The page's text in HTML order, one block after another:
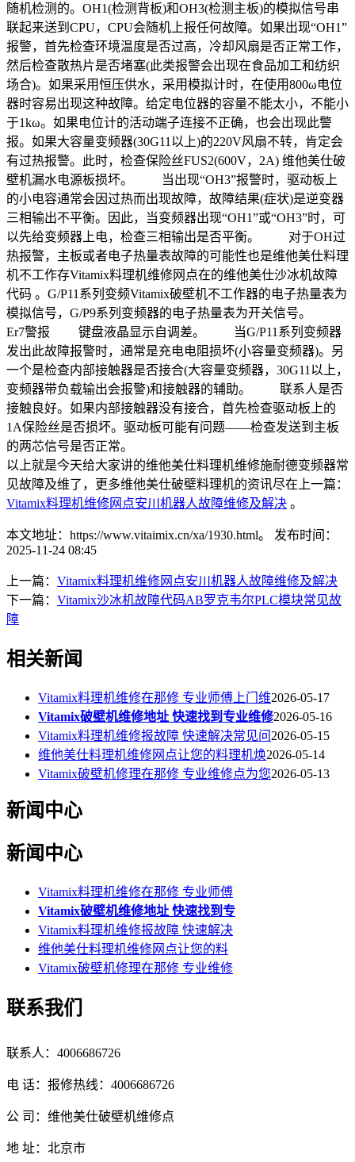
随机检测的。OH1(检测背板)和OH3(检测主板)的模拟信号串
联起来送到CPU，CPU会随机上报任何故障。如果出现“OH1”
报警，首先检查环境温度是否过高，冷却风扇是否正常工作，
然后检查散热片是否堵塞(此类报警会出现在食品加工和纺织
场合)。如果采用恒压供水，采用模拟计时，在使用800ω电位
器时容易出现这种故障。给定电位器的容量不能太小，不能小
于1kω。如果电位计的活动端子连接不正确，也会出现此警
报。如果大容量变频器(30G11以上)的220V风扇不转，肯定会
有过热报警。此时，检查保险丝FUS2(600V，2A) 维他美仕破
壁机漏水电源板损坏。 当出现“OH3”报警时，驱动板上
的小电容通常会因过热而出现故障，故障结果(症状)是逆变器
三相输出不平衡。因此，当变频器出现“OH1”或“OH3”时，可
以先给变频器上电，检查三相输出是否平衡。 对于OH过
热报警，主板或者电子热量表故障的可能性也是维他美仕料理
机不工作存Vitamix料理机维修网点在的维他美仕沙冰机故障
代码 。G/P11系列变频Vitamix破壁机不工作器的电子热量表为
模拟信号，G/P9系列变频器的电子热量表为开关信号。
Er7警报 键盘液晶显示自调差。 当G/P11系列变频器
发出此故障报警时，通常是充电电阻损坏(小容量变频器)。另
一个是检查内部接触器是否接合(大容量变频器，30G11以上，
变频器带负载输出会报警)和接触器的辅助。 联系人是否
接触良好。如果内部接触器没有接合，首先检查驱动板上的
1A保险丝是否损坏。驱动板可能有问题——检查发送到主板
的两芯信号是否正常。
以上就是今天给大家讲的维他美仕料理机维修施耐德变频器常
见故障及维了，更多维他美仕破壁料理机的资讯尽在上一篇：
Vitamix料理机维修网点安川机器人故障维修及解决 。
本文地址：https://www.vitaimix.cn/xa/1930.html。 发布时间：
2025-11-24 08:45
上一篇： Vitamix料理机维修网点安川机器人故障维修及解决
下一篇： Vitamix沙冰机故障代码AB罗克韦尔PLC模块常见故
障
相关新闻
Vitamix料理机维修在那修 专业师傅上门维2026-05-17
Vitamix破壁机维修地址 快速找到专业维修2026-05-16
Vitamix料理机维修报故障 快速解决常见问 2026-05-15
维他美仕料理机维修网点让您的料理机焕2026-05-14
Vitamix破壁机修理在那修 专业维修点为您2026-05-13
新闻中心
新闻中心
Vitamix料理机维修在那修 专业师傅
Vitamix破壁机维修地址 快速找到专
Vitamix料理机维修报故障 快速解决
维他美仕料理机维修网点让您的料
Vitamix破壁机修理在那修 专业维修
联系我们
联系人：4006686726
电 话：报修热线：4006686726
公 司：维他美仕破壁机维修点
地 址：北京市